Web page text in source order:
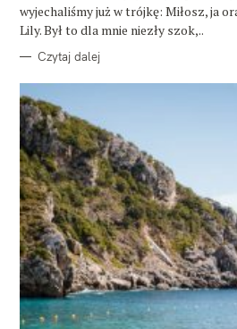
wyjechaliśmy już w trójkę: Miłosz, ja
Lily. Był to dla mnie niezły szok,..
Czytaj dalej